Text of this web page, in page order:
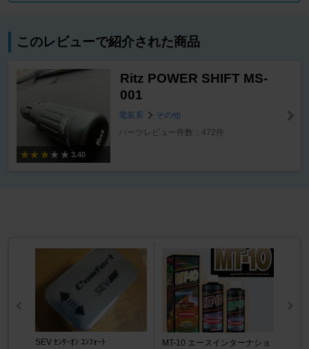
このレビューで紹介された商品
3.40
Ritz POWER SHIFT MS-
001
電装系
その他
パーツレビュー件数：472件
SEV ｾﾝﾀｰｵﾝ ｺﾝﾌｫｰﾄ
MT-10 エースインターナショ